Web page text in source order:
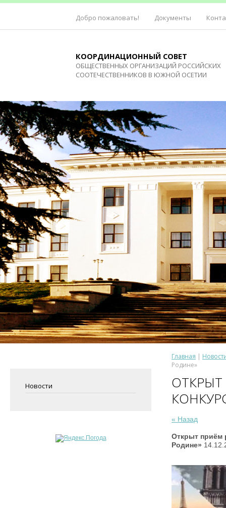
Добро пожаловать! Документы
КООРДИНАЦИОННЫЙ СОВЕТ
ОБЩЕСТВЕННЫХ ОРГАНИЗАЦИЙ РОССИЙСКИХ
СООТЕЧЕСТВЕННИКОВ В ЮЖНОЙ ОСЕТИИ
Новости
Главная |
Родине»
« Назад
Открыт приём
Родине»